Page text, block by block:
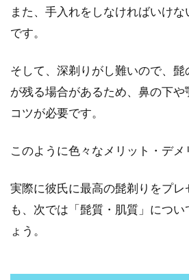
また、手入れをしなければいけな
です。
そして、深剃りがし難いので、
が残る場合があるため、鼻の下
コツが必要です。
このように色々なメリット・デメ
実際に彼氏に最高の髭剃りをプレ
も、次では「髭質・肌質」につ
ょう。